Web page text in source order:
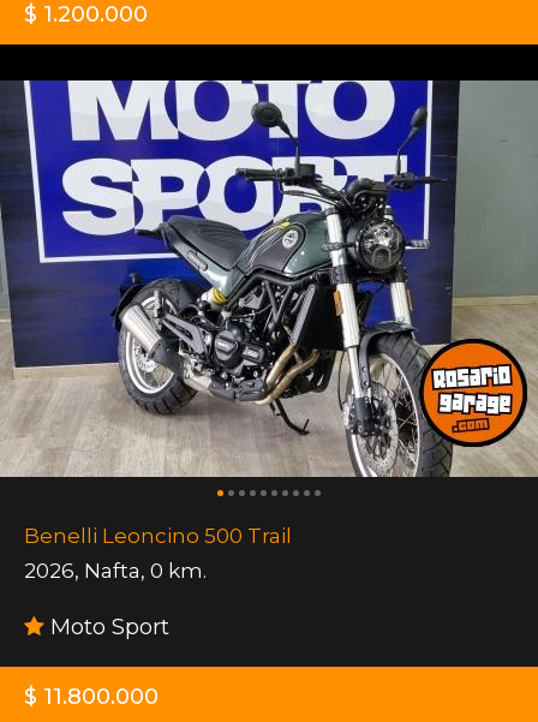
$ 1.200.000
Benelli Leoncino 500 Trail
2026, Nafta, 0 km.
Moto Sport
$ 11.800.000